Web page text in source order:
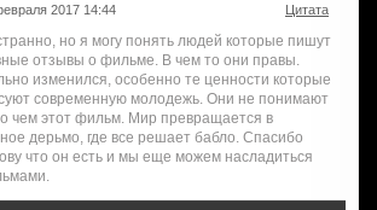
2017 14:44 Цитата
но я могу понять людей которые пишут
отзывы о фильме. В чем то они правы.
изменился, особенно те ценности которые
современную молодежь. Они не понимают
чем этот фильм. Мир превращается в
дерьмо, где все решает бабло. Спасибо
что он есть и мы еще можем насладиться